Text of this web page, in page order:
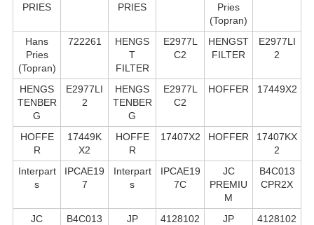
PRIES
PRIES
Pries
(Topran)
Hans
Pries
(Topran)
722261
HENGS
T
FILTER
E2977L
C2
HENGST
FILTER
E2977LI
2
HENGS
TENBER
G
E2977LI
2
HENGS
TENBER
G
E2977L
C2
HOFFER 17449X2
HOFFE
R
17449K
X2
HOFFE
R
17407X2 HOFFER
17407KX
2
Interpart
s
IPCAE19
7
Interpart
s
IPCAE19
7C
JC
PREMIU
M
B4C013
CPR2X
JC
B4C013
JP
4128102
JP
4128102